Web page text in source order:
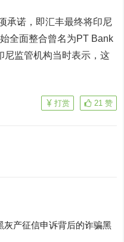
诺，即汇丰最终将印尼
全面整合曾名为PT Bank
尼监管机构当时表示，这
21 赞
打赏
灰产征信申诉背后的诈骗黑